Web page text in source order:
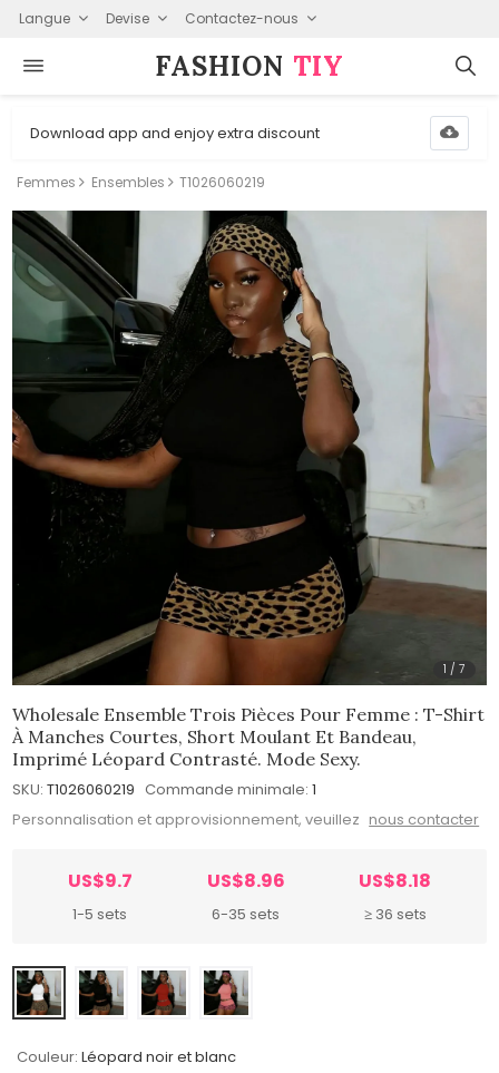
Langue Devise Contactez-nous
FASHION⁠ TIY
Download app and enjoy extra discount
Femmes Ensembles T1026060219
1 /7
Wholesale Ensemble Trois Pièces Pour Femme : T-Shirt
À Manches Courtes, Short Moulant Et Bandeau,
Imprimé Léopard Contrasté. Mode Sexy.
SKU: T1026060219 Commande minimale: 1
Personnalisation et approvisionnement, veuillez nous contacter
US$9.7
1-5 sets
US$8.96
6-35 sets
US$8.18
≥ 36 sets
Couleur: Léopard noir et blanc